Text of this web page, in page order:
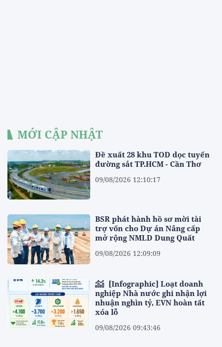
MỚI CẬP NHẬT
Đề xuất 28 khu TOD dọc tuyến
đường sắt TP.HCM - Cần Thơ
09/08/2026 12:10:17
BSR phát hành hồ sơ mời tài
trợ vốn cho Dự án Nâng cấp
mở rộng NMLD Dung Quất
09/08/2026 12:09:09
nghiệp Nhà nước ghi nhận lợi
nhuận nghìn tỷ, EVN hoàn tất
xóa lỗ
09/08/2026 09:43:46